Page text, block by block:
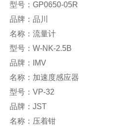
型号：GP0650-05R
品牌：品川
名称：流量计
型号：W-NK-2.5B
品牌：IMV
名称：加速度感应器
型号：VP-32
品牌：JST
名称：压着钳